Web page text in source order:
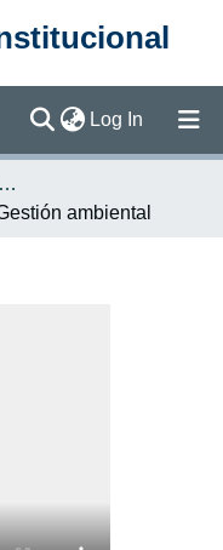
Log In (current)
de Alta Tecnología (CENAT)
ambiental